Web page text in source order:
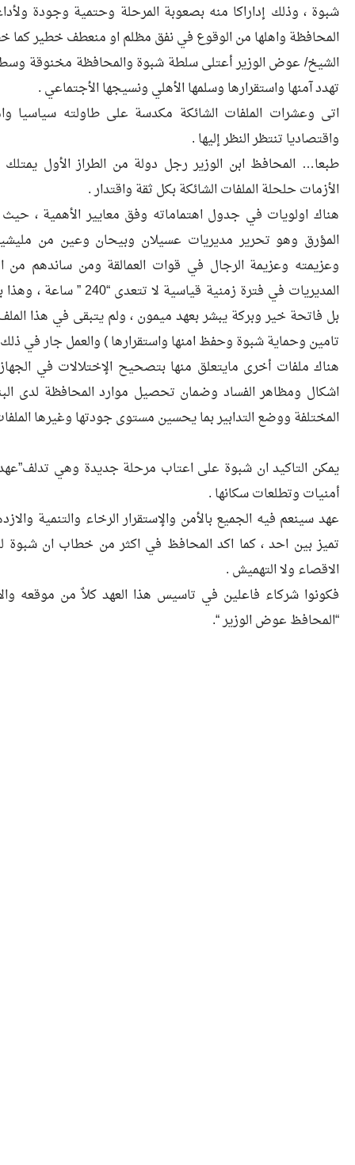
شبوة ، وذلك إداراكا منه بصعوبة المرحلة وحتمية وجودة
المحافظة واهلها من الوقوع في نفق مظلم او منعطف خطير كما
الشيخ/ عوض الوزير أعتلى سلطة شبوة والمحافظة مخنوقة وسط
تهدد آمنها واستقرارها وسلمها الأهلي ونسيجها الأجتماعي .
اتى وعشرات الملفات الشائكة مكدسة على طاولته سياسيا
واقتصاديا تنتظر النظر إليها .
طبعا… المحافظ ابن الوزير رجل دولة من الطراز الأول يمتلك
الأزمات حلحلة الملفات الشائكة بكل ثقة واقتدار .
هناك اولويات في جدول اهتماماته وفق معايير الأهمية ،
المؤرق وهو تحرير مديريات عسيلان وبيحان وعين من
وعزيمته وعزيمة الرجال في قوات العمالقة ومن ساندهم
المديريات في فترة زمنية
بل فاتحة خير وبركة يبشر بعهد ميمون ، ولم يتبقى في هذا
تامين وحماية شبوة وحفظ امنها واستقرارها ) والعمل جار في
هناك ملفات أخرى مايتعلق منها بتصحيح الإختلالات في
اشكال ومظاهر الفساد وضمان تحصيل موارد المحافظة لدى
المختلفة ووضع التدابير بما يحسين مستوى جودتها وغيرها
يمكن التاكيد ان شبوة على اعتاب مرحلة جديدة وهي
أمنيات وتطلعات سكانها .
عهد سينعم فيه الجميع بالأمن والإستقرار الرخاء والتنمية
تميز بين احد ، كما اكد المحافظ في اكثر من خطاب ان شبوة
الاقصاء ولا التهميش .
فكونوا شركاء فاعلين في تاسيس هذا العهد كلاٌ من موقعه
“المحافظ عوض الوزير “.